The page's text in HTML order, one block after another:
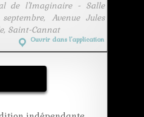
de l'Imaginaire - Salle
Avenue Jules
Saint-Cannat
Ouvrir dans l’application